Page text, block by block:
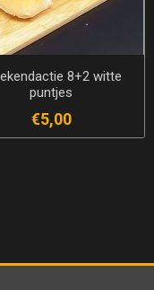
8+2 witte
puntjes
€5,00